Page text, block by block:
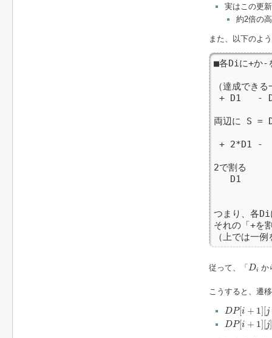
実はこの更
約2倍の
また、以下のよ
■各Diに+か-
（達成でき
+ D1   -
両辺に S =
+ 2*D1 -
2で割る
D1
つまり、各Di
それの「+
（上では一
従って、「 Di
Di か
こうすると、遷
DP[i + 1][j
DP[i+ 1 j+D
DP[i + 1][j]
DP[i+ 1 j]+=